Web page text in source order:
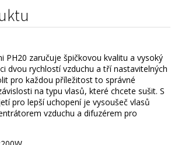
PH20 zaručuje špičkovou kvalitu a vysoký
dvou rychlostí vzduchu a tří nastavitelných
pro každou příležitost to správné
na typu vlasů, které chcete sušit. S
pro lepší uchopení je vysoušeč vlasů
vzduchu a difuzérem pro